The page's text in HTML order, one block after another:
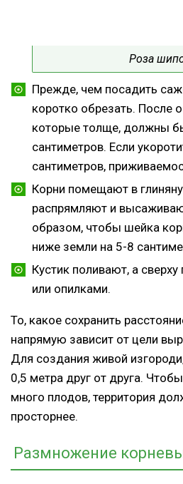
Роза
Прежде, чем посадить
коротко обрезать. После
которые толще, должны
сантиметров. Если
сантиметров,
Корни помещают в
распрямляют и
образом, чтобы шейка
ниже земли на 5-8
Кустик поливают, а
или опилками.
То, какое сохранить
напрямую зависит от цели
Для создания живой
0,5 метра друг от друга.
много плодов, территория
просторнее.
Размножение